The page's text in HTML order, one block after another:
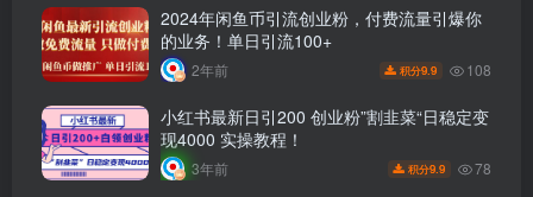
2024年闲鱼币引流创业粉，付费流量引爆你
的业务！单日引流100+
2年前 积分9.9 108
小红书最新日引200 创业粉”割韭菜“日稳定变
现4000 实操教程！
3年前 积分9.9 78